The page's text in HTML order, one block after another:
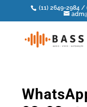
(11) 2649-2984/